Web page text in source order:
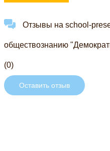
Отзывы на school-
обществознанию
(0)
Оставить отзыв